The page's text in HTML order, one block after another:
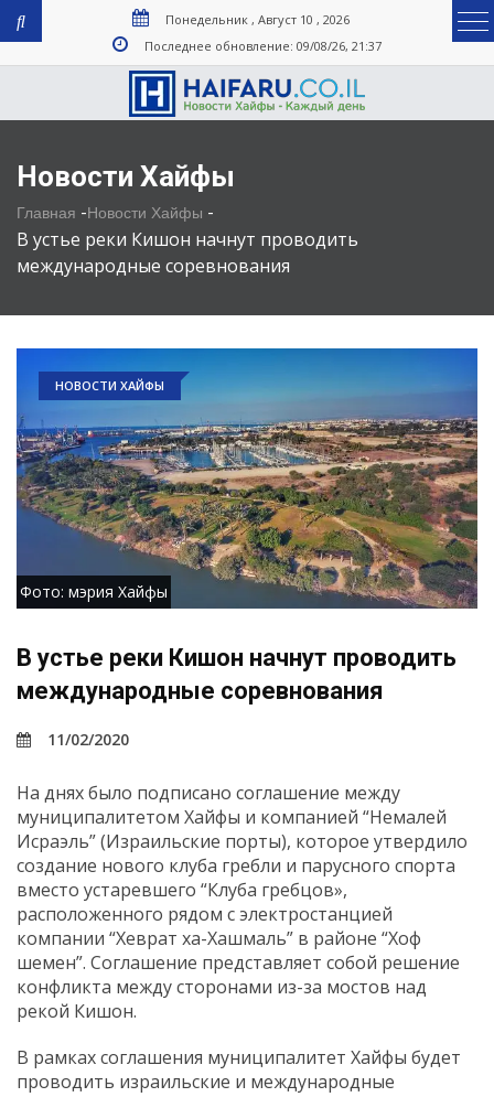
Понедельник , Август 10 , 2026
Последнее обновление: 09/08/26, 21:37
Новости Хайфы
Главная -Новости Хайфы -
В устье реки Кишон начнут проводить
международные соревнования
НОВОСТИ ХАЙФЫ
Фото: мэрия Хайфы
В устье реки Кишон начнут проводить
международные соревнования
11/02/2020
На днях было подписано соглашение между
муниципалитетом Хайфы и компанией “Немалей
Исраэль” (Израильские порты), которое утвердило
создание нового клуба гребли и парусного спорта
вместо устаревшего “Клуба гребцов»,
расположенного рядом с электростанцией
компании “Хеврат ха-Хашмаль” в районе “Хоф
шемен”. Соглашение представляет собой решение
конфликта между сторонами из-за мостов над
рекой Кишон.
В рамках соглашения муниципалитет Хайфы будет
проводить израильские и международные